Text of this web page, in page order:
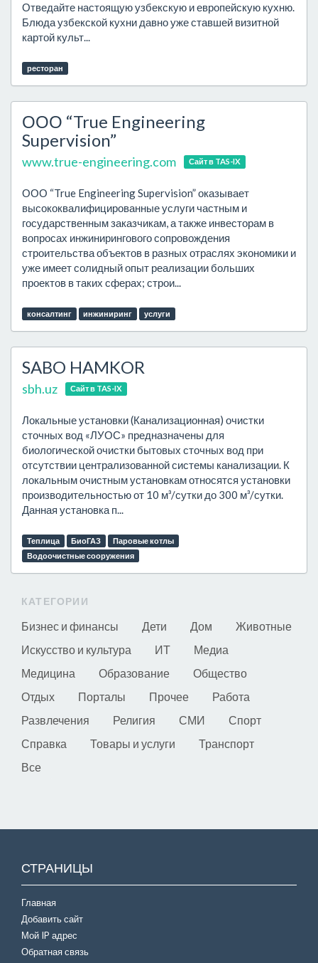
Отведайте настоящую узбекскую и европейскую кухню.
Блюда узбекской кухни давно уже ставшей визитной
картой культ...
ресторан
ООО “True Engineering
Supervision”
www.true-engineering.com Сайт в TAS-IX
ООО “True Engineering Supervision” оказывает
высококвалифицированные услуги частным и
государственным заказчикам, а также инвесторам в
вопросах инжинирингового сопровождения
строительства объектов в разных отраслях экономики и
уже имеет солидный опыт реализации больших
проектов в таких сферах; строи...
консалтинг инжиниринг услуги
SABO HAMKOR
sbh.uz Сайт в TAS-IX
Локальные установки (Канализационная) очистки
сточных вод «ЛУОС» предназначены для
биологической очистки бытовых сточных вод при
отсутствии централизованной системы канализации. К
локальным очистным установкам относятся установки
производительностью от 10 м³/сутки до 300 м³/сутки.
Данная установка п...
Теплица БиоГАЗ
Паровые котлы
Водоочистные сооружения
КАТЕГОРИИ
Бизнес и финансы Дети Дом
Животные
Искусство и культура
ИТ
Медиа
Медицина
Образование
Общество
Отдых
Порталы Прочее
Работа
Развлечения
Религия СМИ
Спорт
Справка
Товары и услуги
Транспорт
Все
СТРАНИЦЫ
Главная
Добавить сайт
Мой IP адрес
Обратная связь